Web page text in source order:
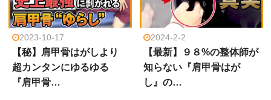
2023-10-17
【秘】肩甲骨はがしより
超カンタンにゆるゆる
『肩甲骨…
2024-2-2
【最新】９８%の整体師が
知らない『肩甲骨はが
し』の…